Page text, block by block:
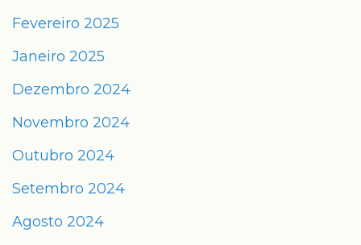
Fevereiro 2025
Janeiro 2025
Dezembro 2024
Novembro 2024
Outubro 2024
Setembro 2024
Agosto 2024